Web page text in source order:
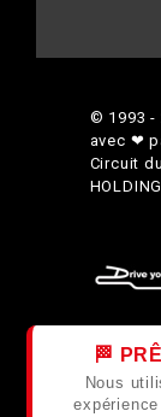
© 1993 -
avec ❤
Circuit
HOLDING
🏁
Nous